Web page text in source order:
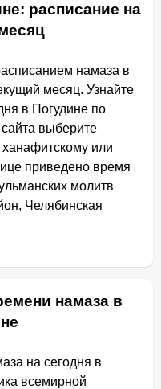
расписание на
намаза в
месяц. Узнайте
в Погудине по
выберите
или
приведено время
молитв
Челябинская
намаза в
на сегодня в
всемирной